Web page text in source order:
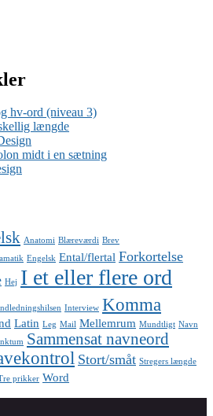
hv-ord (niveau 3)
længde
midt i en sætning
Anatomi Blæreværdi Brev
Engelsk Ental/flertal Forkortelse
Hej I et eller flere ord
Interview Komma
Latin Leg Mail Mellemrum Mundtligt Navn
Sammensat navneord
Stort/småt Stregers længde
prikker Word